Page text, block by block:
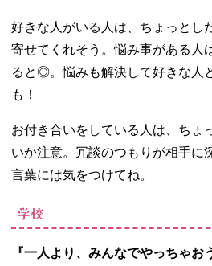
好きな人がいる人は、ちょっとし
寄せてくれそう。悩み事がある人
ると◎。悩みも解決して好きな人
も！
お付き合いをしている人は、ちょ
いか注意。冗談のつもりが相手に
言葉には気をつけてね。
学校
『一人より、みんなでやっちゃお